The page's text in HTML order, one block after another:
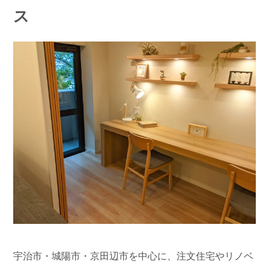
ス
宇治市・城陽市・京田辺市を中心に、注文住宅やリノベ